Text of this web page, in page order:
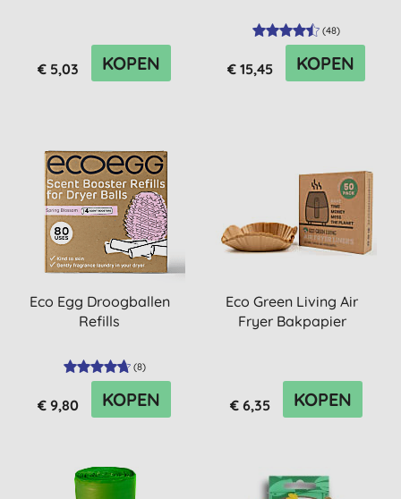
€ 5,03 KOPEN
(48)
€ 15,45 KOPEN
Eco Egg Droogballen
Refills
(8)
€ 9,80 KOPEN
Eco Green Living Air
Fryer Bakpapier
€ 6,35 KOPEN